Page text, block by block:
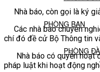
PHÒNG BAN
PHÒNG
Nhà báo, còn gọi là ký
Các nhà báo chuyên
chí đó đề cử Bộ Thông tin
Nhà báo có quyền hoạt
pháp luật khi hoạt động